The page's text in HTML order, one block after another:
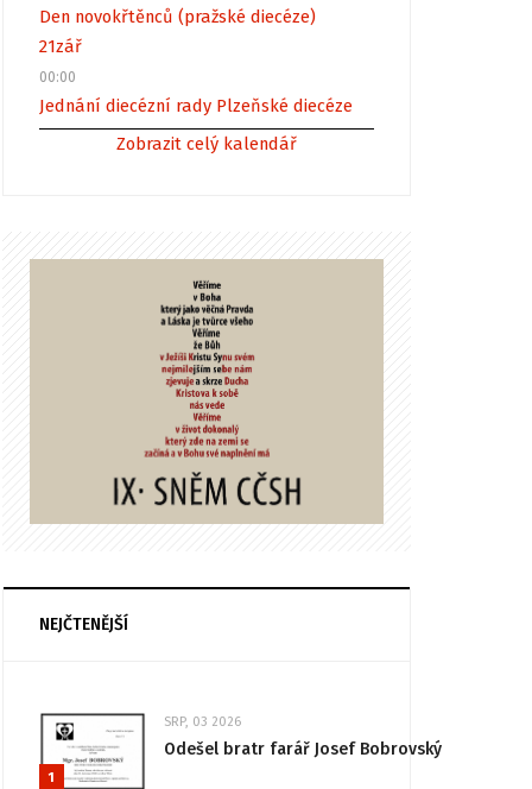
Den novokřtěnců (pražské diecéze)
21zář
00:00
Jednání diecézní rady Plzeňské diecéze
Zobrazit celý kalendář
NEJČTENĚJŠÍ
1
SRP, 03 2026
Odešel bratr farář Josef Bobrovský